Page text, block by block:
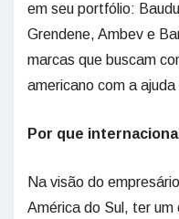
em seu portfólio:
Grendene, Ambev e
marcas que buscam
americano com a
Por que
Na visão do
América do Sul, ter um